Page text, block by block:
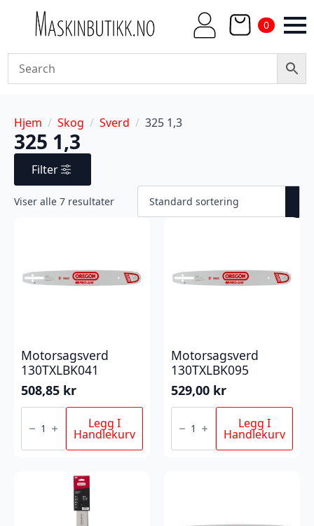
0
Hjem Skog Sverd 325 1,3
325 1,3
Filter
Viser alle 7 resultater
Motorsagsverd
130TXLBK041
508,85 kr
Motorsagsverd
antall Legg I
Handlekurv
Motorsagsverd
130TXLBK095
529,00 kr
Motorsagsverd
antall Legg I
Handlekurv